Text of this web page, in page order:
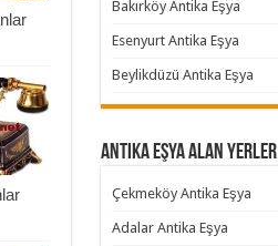
Bakırköy Antika Eşya
Esenyurt Antika Eşya
Beylikdüzü Antika Eşya
Antika Eşya Alan Yerler
Çekmeköy Antika Eşya
Adalar Antika Eşya